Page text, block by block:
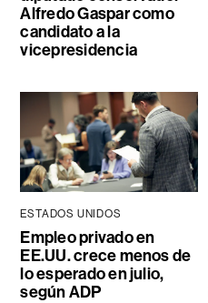
Alfredo Gaspar como
candidato a la
vicepresidencia
ESTADOS UNIDOS
Empleo privado en
EE.UU. crece menos de
lo esperado en julio,
según ADP